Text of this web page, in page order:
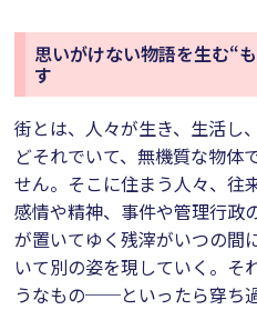
思いがけない物語を生む“
す
街とは、人々が生き、生活し
どそれでいて、無機質な物体
せん。そこに住まう人々、往
感情や精神、事件や管理行政
が置いてゆく残滓がいつの間
いて別の姿を現していく。そ
うなもの──といったら穿ち